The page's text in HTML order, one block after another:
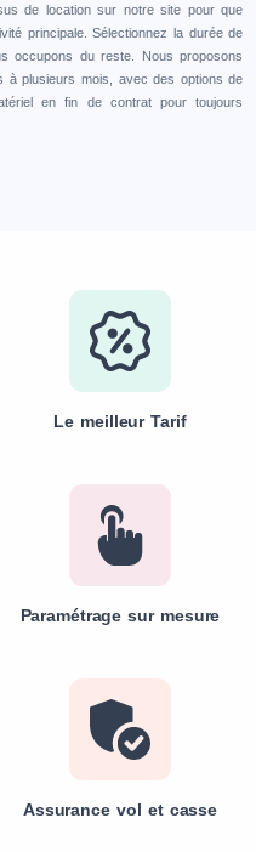
de location sur notre site pour que
principale. Sélectionnez la durée de
occupons du reste. Nous proposons
à plusieurs mois, avec des options de
en fin de contrat pour toujours
Le meilleur Tarif
Paramétrage sur mesure
Assurance vol et casse